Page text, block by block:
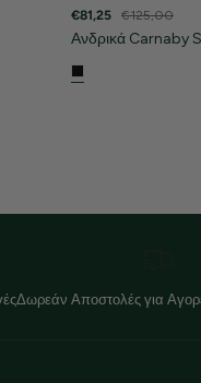
€81,25 €125,00
Ανδρικά Carnaby
Δωρεάν Αποστολές για